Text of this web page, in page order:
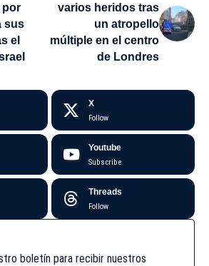
por
sus
el
varios heridos tras
un atropello
múltiple en el centro
de Londres
X
Follow
Youtube
Subscribe
Threads
Follow
boletín para recibir nuestros